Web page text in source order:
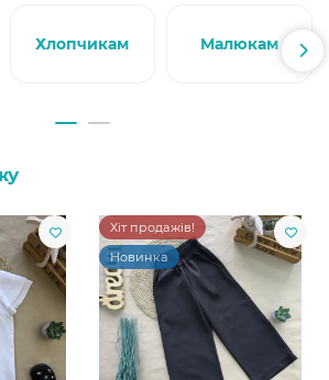
Хлопчикам Малюкам
Хіт продажів!
Новинка